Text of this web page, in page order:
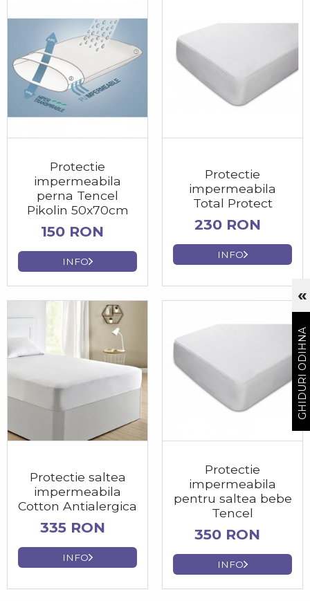
Protectie
impermeabila
perna Tencel
Pikolin 50x70cm
150 RON
INFO
Protectie
impermeabila
Total Protect
230 RON
INFO
Protectie saltea
impermeabila
Cotton Antialergica
335 RON
INFO
Protectie
impermeabila
pentru saltea bebe
Tencel
350 RON
INFO
«
GHIDURI ODIHNA